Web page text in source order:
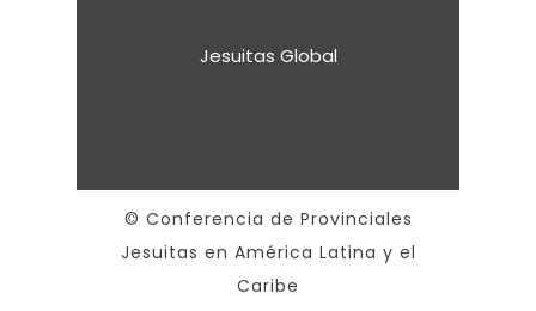
Jesuitas Global
© Conferencia de Provinciales
Jesuitas en América Latina y el
Caribe